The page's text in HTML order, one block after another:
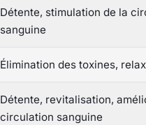
Détente, stimulation de la
sanguine
Élimination des toxines,
Détente, revitalisation,
circulation sanguine